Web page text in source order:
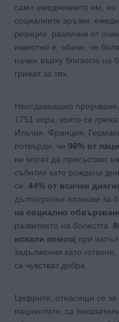
само ежедневието им, но
социалните връзки,
реакции, различни от
известно е, обаче, че
начин върху близките на
грижат за тях.
Неотдавнашно
1751 хора, които се
Италия, Франция,
потвърди, че 96% от
не могат да присъстват
събития като рождени
си. 44% от всички
дългосрочни планове за
на социално
развитието на болестта.
искали помощ при
задължения като
се чувстват добре.
Цифрите, отнасящи се за
пациентите, са